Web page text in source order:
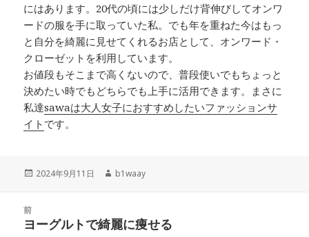
にはあります。20代の頃には少しだけ背伸びしてオンワ
ードの服を手に取っていた私。でも年を重ねた今はもっ
と自分を綺麗に見せてくれるお店として、オンワード・
クローゼットを利用しています。
お値段もそこまで高くないので、普段使いでもちょっと
決めたい時でもどちらでも上手に活用できます。まさに
私達sawaは大人女子におすすめしたいファッションサ
イト です。
投
2024年9月11日
作
b1waay
前
前
ヨーグルトで綺麗に痩せる